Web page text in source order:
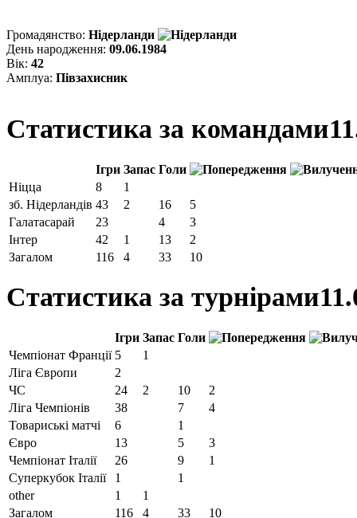
Громадянство: Нідерланди
День народження: 09.06.1984
Вік: 42
Амплуа: Півзахисник
Статистика за командами
Ігри Запас Голи
Ніцца
8
1
зб. Нідерландів 43 2 16
5
Галатасарай
23 4
3
Інтер
42 1 13
2
Загалом
116 4 33 10
Статистика за турнірами
Ігри Запас Голи
Чемпіонат Франції 5
1
Ліга Європи
2
ЧС
24 2 10
2
Ліга Чемпіонів
38 7
4
Товариські матчі
6
1
Євро
13 5
3
Чемпіонат Італії
26 9
1
Суперкубок Італії
1
1
other
1
1
Загалом
116 4 33 10